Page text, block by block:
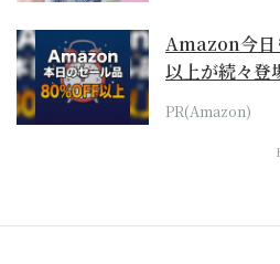
Amazon今日
以上が続々登
PR(Amazon)